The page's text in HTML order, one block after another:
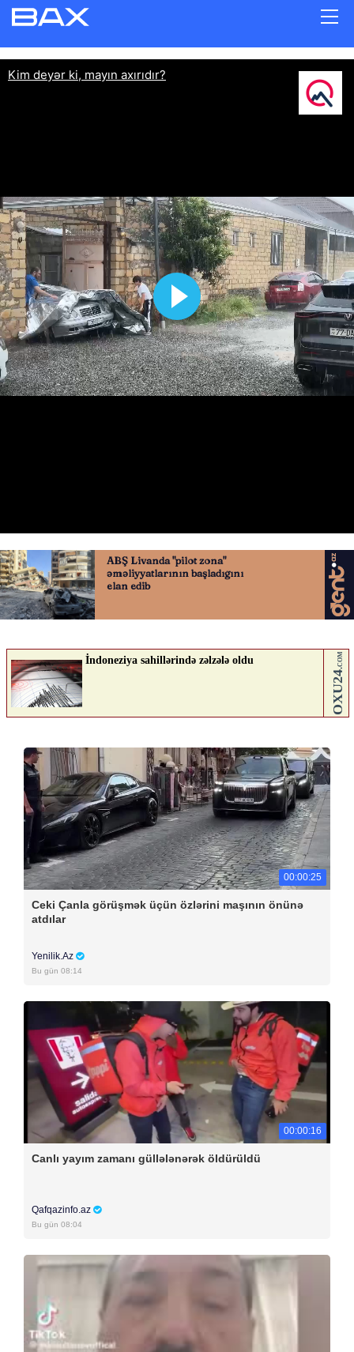
Kim deyər ki, mayın axırıdır?
00:00:25
Ceki Çanla görüşmək üçün özlərini maşının önünə
atdılar
Yenilik.Az
Bu gün 08:14
00:00:16
Canlı yayım zamanı güllələnərək öldürüldü
Qafqazinfo.az
Bu gün 08:04